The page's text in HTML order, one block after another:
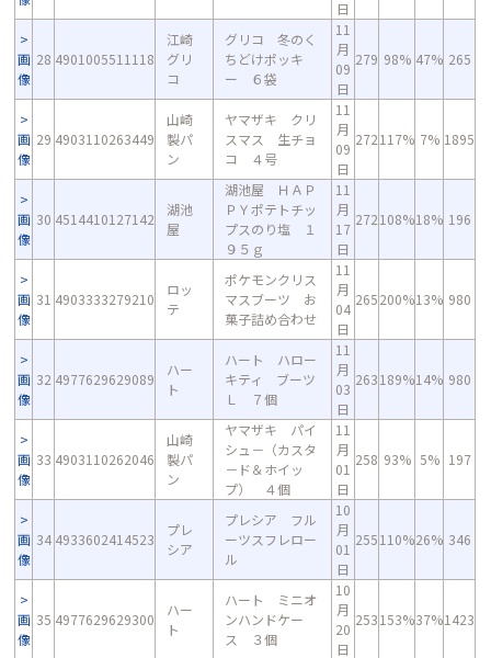
日
画
像
28 4901005511118
江崎
グリ
コ
グリコ 冬のく
ちどけポッキ
ー ６袋
11
月
09
日
279 98% 47% 265
画
像
29 4903110263449
山崎
製パ
ン
ヤマザキ クリ
スマス 生チョ
コ ４号
11
月
09
日
272117% 7% 1895
画
像
30 4514410127142
湖池
屋
湖池屋 ＨＡＰ
ＰＹポテトチッ
プスのり塩 １
９５ｇ
11
月
17
日
272108%18% 196
画
像
31 4903333279210
ロッ
テ
ポケモンクリス
マスブーツ お
菓子詰め合わせ
11
月
04
日
265200%13% 980
画
像
32 4977629629089
ハー
ト
ハート ハロー
キティ ブーツ
Ｌ ７個
11
月
03
日
263189%14% 980
画
像
33 4903110262046
山崎
製パ
ン
ヤマザキ パイ
シュ－（カスタ
－ド＆ホイッ
プ） ４個
11
月
01
日
258 93% 5% 197
画
像
34 4933602414523
プレ
シア
プレシア フル
ーツスフレロー
ル
10
月
01
日
255110%26% 346
画
像
35 4977629629300
ハー
ト
ハート ミニオ
ンハンドケー
ス ３個
10
月
20
日
253153%37%1423